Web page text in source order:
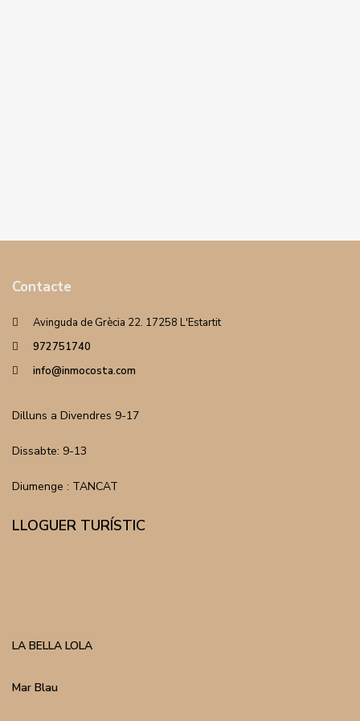
Contacte
Avinguda de Grècia 22. 17258 L'Estartit
972751740
info@inmocosta.com
Dilluns a Divendres 9-17
Dissabte: 9-13
Diumenge : TANCAT
LLOGUER TURÍSTIC
LA BELLA LOLA
Mar Blau